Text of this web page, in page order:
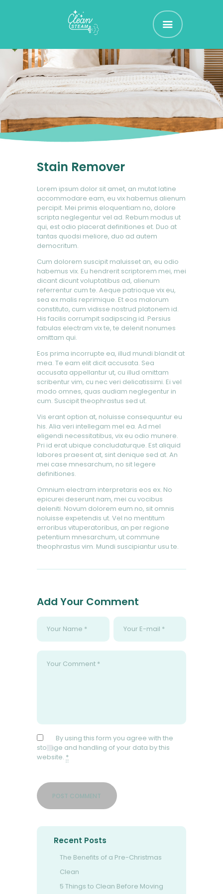
CLEAN STEAM
Nettoyage et Assainissement de vos Textiles d'Ammeublement
ACCUEIL
RÉSERVEZ !
TARIFS
CONTACT
Stain Remover
Lorem ipsum dolor sit amet, an mutat latine
accommodare eam, eu vix habemus alienum
percipit. Mei primis eloquentiam no, dolore
scripta neglegentur vel ad. Rebum modus ut
qui, est odio placerat definitiones et. Duo at
tantas quodsi meliore, duo ad autem
democritum.
Cum dolorem suscipit maluisset an, eu odio
habemus vix. Eu hendrerit scriptorem mei, mei
dicant dicunt voluptatibus ad, alienum
referrentur cum te. Aeque patrioque vix eu,
sea ex malis reprimique. Et eos malorum
constituto, cum vidisse nostrud platonem id.
His facilis corrumpit sadipscing id. Persius
fabulas electram vix te, te delenit nonumes
omittam qui.
Eos prima incorrupte ea, illud mundi blandit at
mea. Te eam elit dicit accusata. Sea
accusata appellantur ut, cu illud omittam
scribentur vim, cu nec veri delicatissimi. Ei vel
modo omnes, quas audiam neglegentur in
cum. Suscipit theophrastus sed ut.
Vis erant option at, noluisse consequuntur eu
his. Alia veri intellegam mel ea. Ad mel
eligendi necessitatibus, vix eu odio munere.
Pri id erat ubique concludaturque. Est aliquid
labores praesent at, sint denique sed at. An
mei case mnesarchum, no sit legere
definitiones.
Omnium electram interpretaris eos ex. No
epicurei deserunt nam, mei cu vocibus
deleniti. Novum dolorem eum no, sit omnis
noluisse expetendis ut. Vel no mentitum
erroribus vituperatoribus, an per regione
petentium mnesarchum, ut commune
theophrastus vim. Mundi suscipiantur usu te.
Add Your Comment
By using this form you agree with the
storage and handling of your data by this
website. *
Recent Posts
The Benefits of a Pre-Christmas
Clean
5 Things to Clean Before Moving